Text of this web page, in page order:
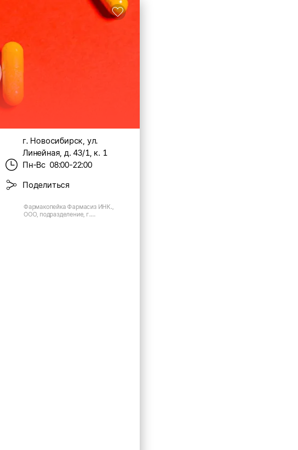
г. Новосибирск, ул.
Линейная, д. 43/1, к. 1
Пн-Вс 08:00-22:00
Поделиться
Фармакопейка Фармасиз ИНК.,
ООО, подразделение, г.